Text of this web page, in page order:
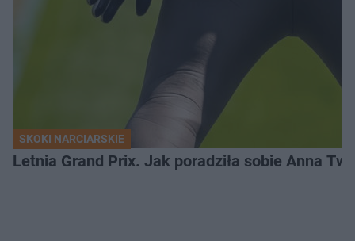
SKOKI NARCIARSKIE
Letnia Grand Prix. Jak poradziła sobie Anna